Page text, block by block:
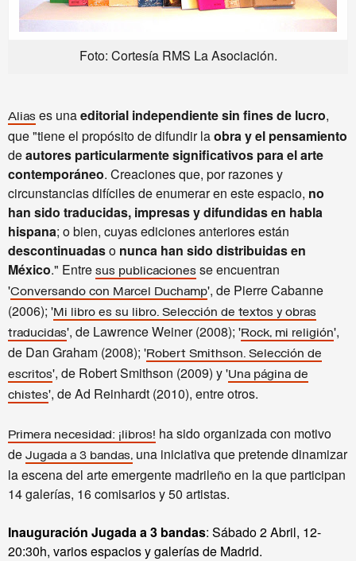
Foto: Cortesía RMS La Asociación.
Alias es unaeditorial independiente sin fines de lucro,
que "tiene el propósito de difundir laobra y el pensamiento
deautores particularmente significativos para el arte
contemporáneo. Creaciones que, por razones y
circunstancias difíciles de enumerar en este espacio, no
han sido traducidas, impresas y difundidas en habla
hispana; o bien, cuyas ediciones anteriores están
descontinuadaso nunca han sido distribuidas en
México." Entre sus publicaciones se encuentran
'Conversando con Marcel Duchamp', de Pierre Cabanne
(2006); 'Mi libro es su libro. Selección de textos y obras
traducidas', de Lawrence Weiner (2008); 'Rock, mi religión',
de Dan Graham (2008); 'Robert Smithson. Selección de
escritos', de Robert Smithson (2009) y 'Una página de
chistes', de Ad Reinhardt (2010), entre otros.
Primera necesidad: ¡libros! ha sido organizada con motivo
de Jugada a 3 bandas, una iniciativa que pretende dinamizar
la escena del arte emergente madrileño en la que participan
14 galerías, 16 comisarios y 50 artistas.
Inauguración Jugada a 3 bandas: Sábado 2 Abril, 12-
20:30h, varios espacios y galerías de Madrid.